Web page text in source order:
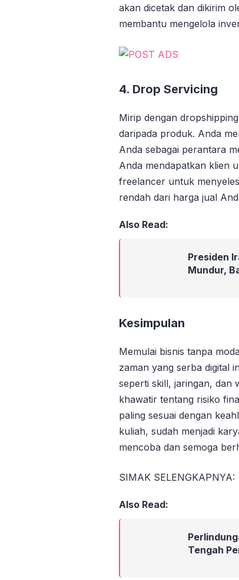
akan dicetak dan dikirim
membantu mengelola
4. Drop Servicing
Mirip dengan
daripada produk. Anda
Anda sebagai perantara
Anda mendapatkan klien
freelancer untuk
rendah dari harga jual
Also Read:
Presiden
Mundur,
Kesimpulan
Memulai bisnis tanpa
zaman yang serba digital
seperti skill, jaringan, dan
khawatir tentang risiko
paling sesuai dengan
kuliah, sudah menjadi
mencoba dan semoga
SIMAK SELENGKAPNYA:
Also Read:
Tengah